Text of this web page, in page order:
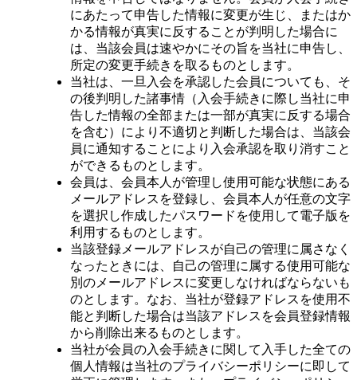
にあたって申告した情報に変更が生じ、またはか
かる情報が真実に反することが判明した場合に
は、当該会員は速やかにその旨を当社に申告し、
所定の変更手続きを取るものとします。
当社は、一旦入会を承認した会員についても、そ
の後判明した諸事情（入会手続きに際し当社に申
告した情報の全部または一部が真実に反する場合
を含む）により不適切と判断した場合は、当該会
員に通知することにより入会承認を取り消すこと
ができるものとします。
会員は、会員本人が管理し使用可能な状態にある
メールアドレスを登録し、会員本人が任意の文字
を選択し作成したパスワードを使用して電子版を
利用するものとします。
当該登録メールアドレスが自己の管理に属さなく
なったときには、自己の管理に属する使用可能な
別のメールアドレスに変更しなければならないも
のとします。なお、当社が登録アドレスを使用不
能と判断した場合は当該アドレスを会員登録情報
から削除出来るものとします。
当社が会員の入会手続きに関して入手した全ての
個人情報は当社のプライバシーポリシーに即して